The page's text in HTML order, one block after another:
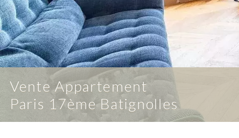
Vente Appartement
Paris 17ème Batignolles